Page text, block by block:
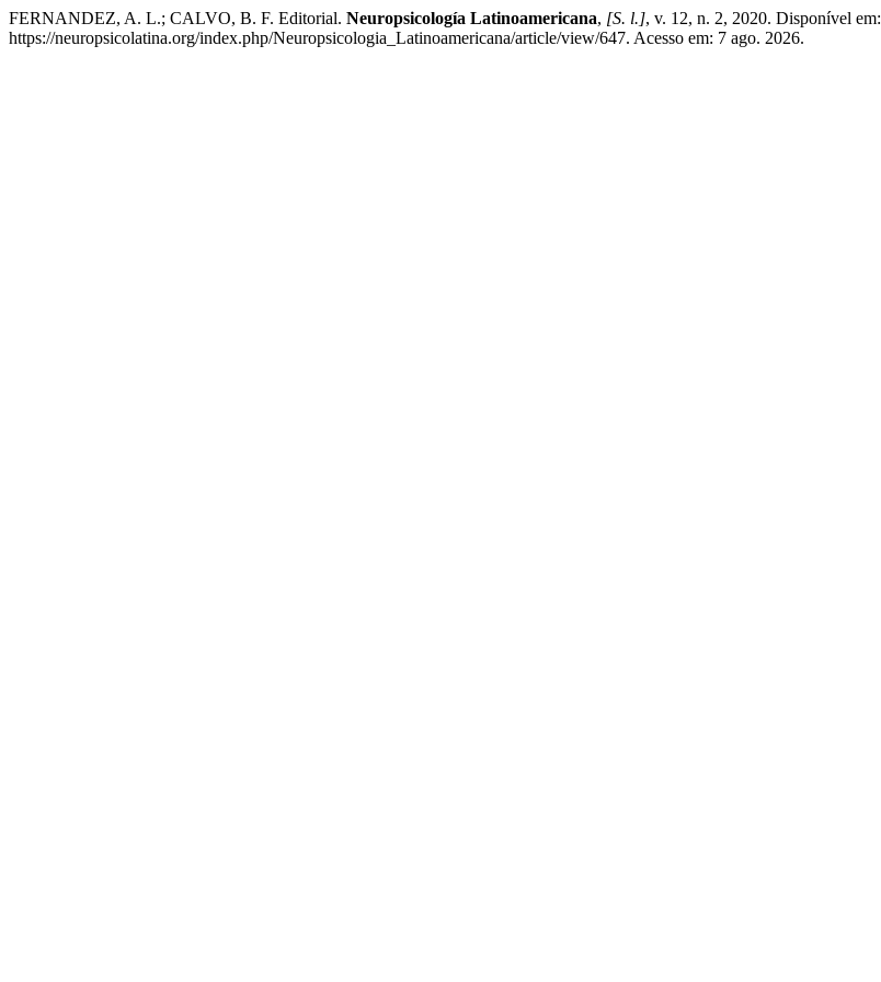
FERNANDEZ, A. L.; CALVO, B. F. Editorial. Neuropsicología Latinoamericana, [S. l.], v. 12, n. 2, 2020. Disponível em:
https://neuropsicolatina.org/index.php/Neuropsicologia_Latinoamericana/article/view/647. Acesso em: 7 ago. 2026.